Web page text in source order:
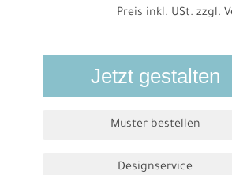
Preis inkl. USt. zzgl.
Jetzt gestalten
Muster bestellen
Designservice